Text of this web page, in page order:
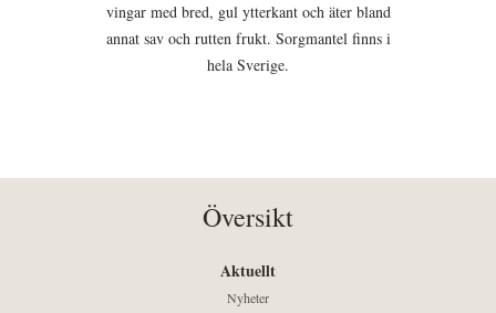
vingar med bred, gul ytterkant och äter bland
annat sav och rutten frukt. Sorgmantel finns i
hela Sverige.
Översikt
Aktuellt
Nyheter